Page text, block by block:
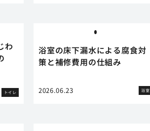
わ
トイレ
浴室の床下漏水による腐食対
策と補修費用の仕組み
2026.06.23 浴室